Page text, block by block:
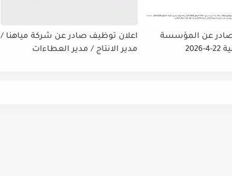
صادر عن المؤسسة
اعلان توظيف صادر عن شركة مياهنا /
مدير الانتاج / مدير العطاءات